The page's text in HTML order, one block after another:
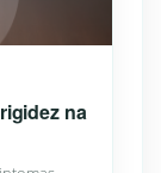
na